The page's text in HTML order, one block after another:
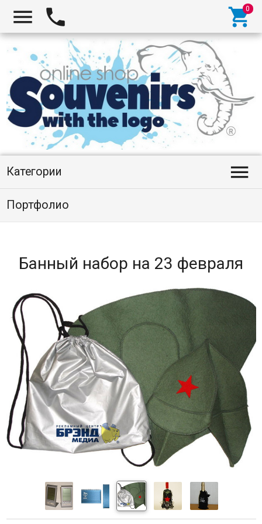
  
Категории 
Портфолио
Банный набор на 23 февраля